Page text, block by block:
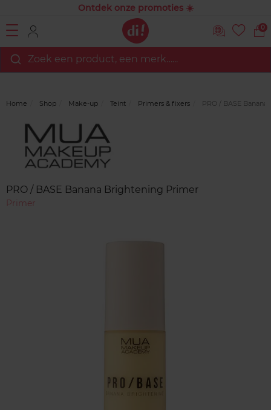
Ontdek onze promoties ☀️
0
Zoek een product, een merk…...
Home Shop Make-up Teint Primers & fixers PRO / BASE
Merk
PRO / BASE Banana Brightening Primer
Primer